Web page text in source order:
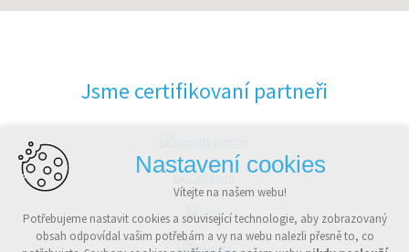
Jsme certifikovaní partneři
Nastavení cookies
Vítejte na našem webu!
Potřebujeme nastavit cookies a související technologie, aby zobrazovaný
obsah odpovídal vašim potřebám a vy na webu nalezli přesně to, co